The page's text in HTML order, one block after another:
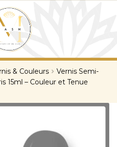
& Couleurs
Vernis Semi-
15ml – Couleur et Tenue